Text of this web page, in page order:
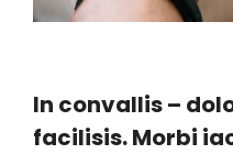
In convallis –
facilisis. Morbi